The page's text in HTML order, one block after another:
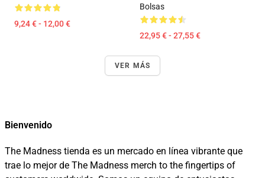
9,24 € - 12,00 €
Bolsas
22,95 € - 27,55 €
VER MÁS
Bienvenido
The Madness tienda es un mercado en línea vibrante que
trae lo mejor de The Madness merch to the fingertips of